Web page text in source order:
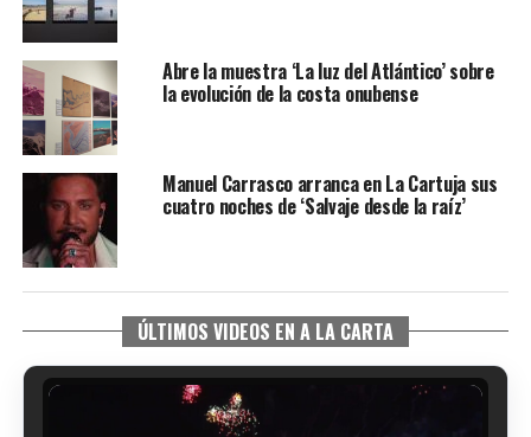
Abre la muestra ‘La luz del Atlántico’ sobre
la evolución de la costa onubense
Manuel Carrasco arranca en La Cartuja sus
cuatro noches de ‘Salvaje desde la raíz’
ÚLTIMOS VIDEOS EN A LA CARTA